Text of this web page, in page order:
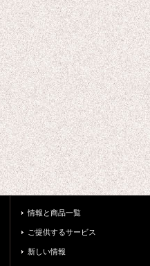
情報と商品一覧
ご提供するサービス
新しい情報